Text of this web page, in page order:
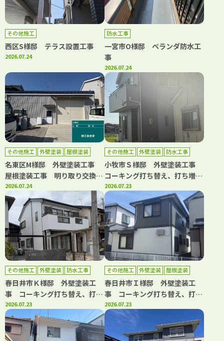
その他施工
西区S様邸 テラス設置工事
2026.07.24
防水工事
一宮市O様邸 ベランダ防水工
事
2026.07.24
その他施工 外壁塗装 屋根塗装
名東区M様邸 外壁塗装工事
屋根塗装工事 明り取り交換工
事 ボルトキャップ設置工事
2026.07.24
その他施工 外壁塗装 防水工事
小牧市Ｓ様邸 外壁塗装工事
コーキング打ち替え、打ち増し
工事 ベランダ防水工事
2026.07.23
その他施工 外壁塗装 防水工事
春日井市Ｋ様邸 外壁塗装工
事 コーキング打ち替え、打ち
増し工事 ベランダ防水工事
屋根漆喰工事
2026.07.23
その他施工 外壁塗装
屋根塗装
防水工事
春日井市Ｉ様邸 外壁塗装工
事 コーキング打ち替え、打ち
増し工事 屋根塗装工事 防水
工事
2026.07.23